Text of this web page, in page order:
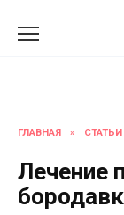
ГЛАВНАЯ » СТАТЬИ
Лечение